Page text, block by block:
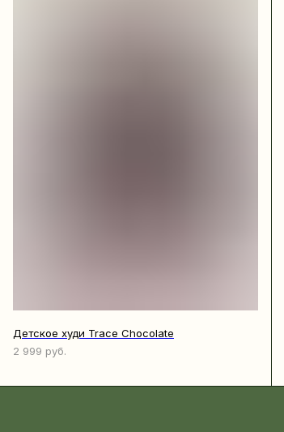
Детское худи Trace Chocolate
2 999 руб.